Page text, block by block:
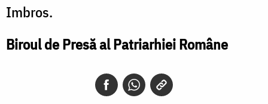
Imbros.
Biroul de Presă al Patriarhiei Române